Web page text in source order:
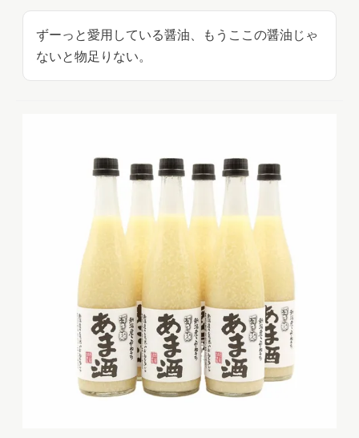
ずーっと愛用している醤油、もうここの醤油じゃ
ないと物足りない。